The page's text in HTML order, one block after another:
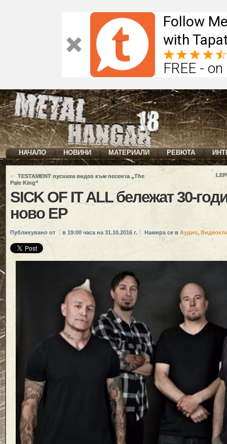
Follow
with
FREE -
НАЧАЛО НОВИНИ МАТЕРИАЛИ РЕВЮТА
«
TESTAMENT пуснаха видео към песента „The
Pale King“
SICK OF IT ALL бележат 30-
ново EP
Публикувано от в 19:00 часа на 31.10.2016 г. Намира се в Аудио,